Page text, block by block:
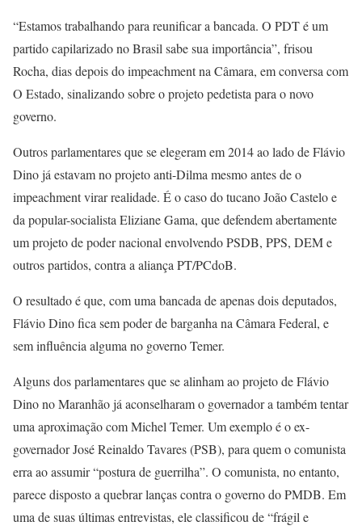
“Estamos trabalhando para reunificar a bancada. O PDT é um
partido capilarizado no Brasil sabe sua importância”, frisou
Rocha, dias depois do impeachment na Câmara, em conversa com
O Estado, sinalizando sobre o projeto pedetista para o novo
governo.
Outros parlamentares que se elegeram em 2014 ao lado de Flávio
Dino já estavam no projeto anti-Dilma mesmo antes de o
impeachment virar realidade. É o caso do tucano João Castelo e
da popular-socialista Eliziane Gama, que defendem abertamente
um projeto de poder nacional envolvendo PSDB, PPS, DEM e
outros partidos, contra a aliança PT/PCdoB.
O resultado é que, com uma bancada de apenas dois deputados,
Flávio Dino fica sem poder de barganha na Câmara Federal, e
sem influência alguma no governo Temer.
Alguns dos parlamentares que se alinham ao projeto de Flávio
Dino no Maranhão já aconselharam o governador a também tentar
uma aproximação com Michel Temer. Um exemplo é o ex-
governador José Reinaldo Tavares (PSB), para quem o comunista
erra ao assumir “postura de guerrilha”. O comunista, no entanto,
parece disposto a quebrar lanças contra o governo do PMDB. Em
uma de suas últimas entrevistas, ele classificou de “frágil e